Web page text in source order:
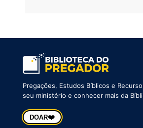
Pregações, Estudos Bíblicos e
seu ministério e conhecer mais da
DOAR❤️